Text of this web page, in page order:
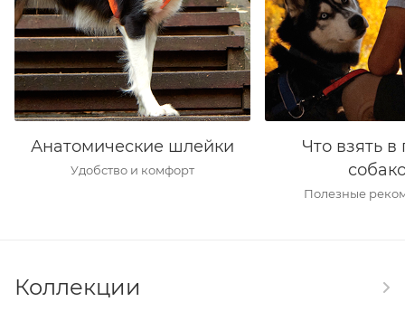
Анатомические шлейки
Удобство и комфорт
Что взять в
Полезные
Коллекции